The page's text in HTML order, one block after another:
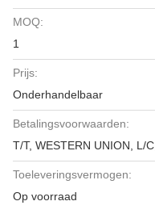
MOQ:
1
Prijs:
Onderhandelbaar
Betalingsvoorwaarden:
T/T, WESTERN UNION, L/
Toeleveringsvermogen:
Op voorraad